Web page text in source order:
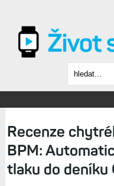
Recenze
BPM:
tlaku do deníku